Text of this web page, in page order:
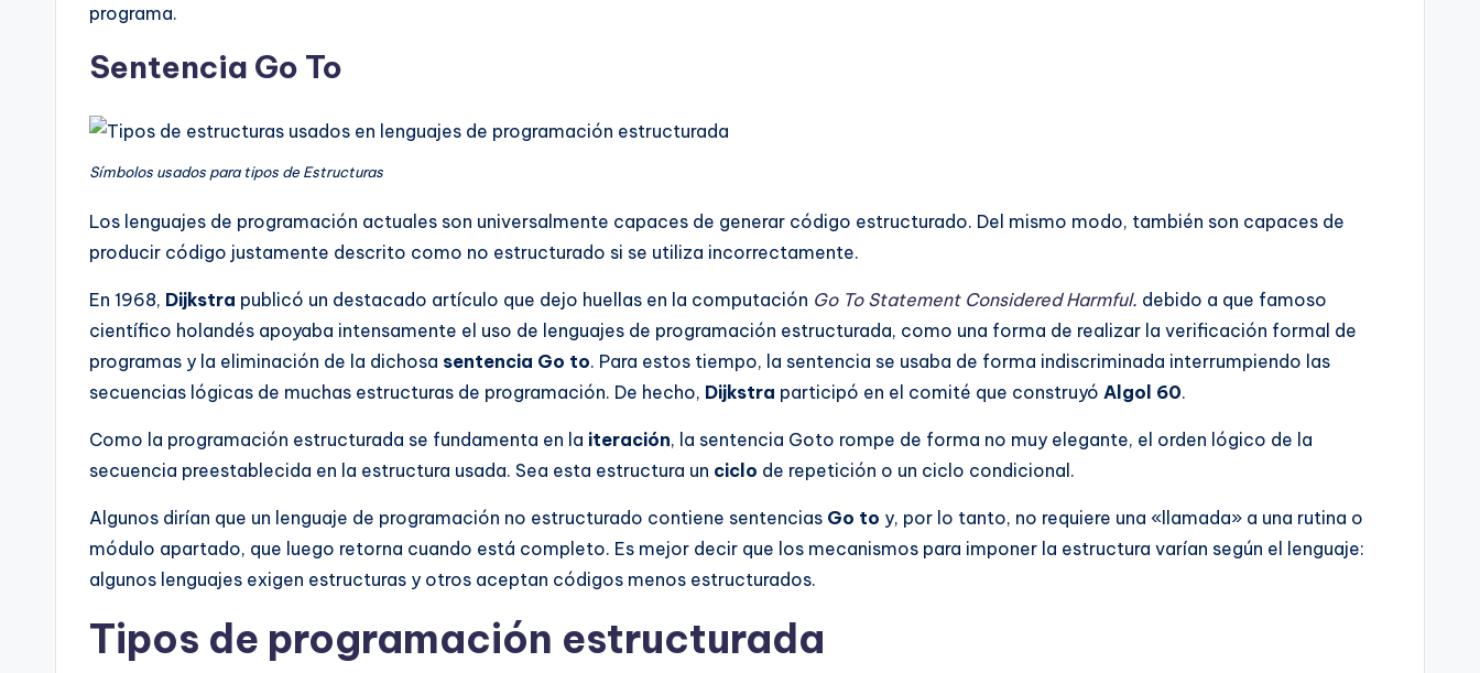
programa.
Sentencia Go To
Símbolos usados para tipos de Estructuras
Los lenguajes de programación actuales son universalmente capaces de generar código estructurado. Del mismo modo, también son capaces de
producir código justamente descrito como no estructurado si se utiliza incorrectamente.
En 1968, Dijkstra publicó un destacado artículo que dejo huellas en la computación Go To Statement Considered Harmful. debido a que famoso
científico holandés apoyaba intensamente el uso de lenguajes de programación estructurada, como una forma de realizar la verificación formal de
programas y la eliminación de la dichosa sentencia Go to. Para estos tiempo, la sentencia se usaba de forma indiscriminada interrumpiendo las
secuencias lógicas de muchas estructuras de programación. De hecho, Dijkstra participó en el comité que construyó Algol 60.
Como la programación estructurada se fundamenta en la iteración, la sentencia Goto rompe de forma no muy elegante, el orden lógico de la
secuencia preestablecida en la estructura usada. Sea esta estructura un ciclo de repetición o un ciclo condicional.
Algunos dirían que un lenguaje de programación no estructurado contiene sentencias Go to y, por lo tanto, no requiere una «llamada» a una rutina o
módulo apartado, que luego retorna cuando está completo. Es mejor decir que los mecanismos para imponer la estructura varían según el lenguaje:
algunos lenguajes exigen estructuras y otros aceptan códigos menos estructurados.
Tipos de programación estructurada